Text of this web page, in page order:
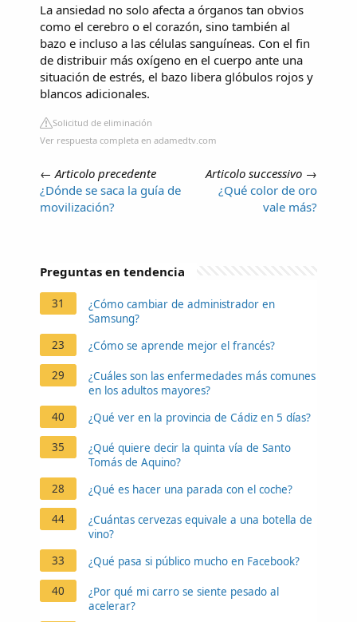
La ansiedad no solo afecta a órganos tan obvios
como el cerebro o el corazón, sino también al
bazo e incluso a las células sanguíneas. Con el fin
de distribuir más oxígeno en el cuerpo ante una
situación de estrés, el bazo libera glóbulos rojos y
blancos adicionales.
Solicitud de eliminación
Ver respuesta completa en adamedtv.com
← Articolo precedente
¿Dónde se saca la guía de
movilización?
Articolo successivo →
¿Qué color de oro
vale más?
Preguntas en tendencia
31
¿Cómo cambiar de administrador en
Samsung?
23
¿Cómo se aprende mejor el francés?
29
¿Cuáles son las enfermedades más comunes
en los adultos mayores?
40
¿Qué ver en la provincia de Cádiz en 5 días?
35
¿Qué quiere decir la quinta vía de Santo
Tomás de Aquino?
28
¿Qué es hacer una parada con el coche?
44
¿Cuántas cervezas equivale a una botella de
vino?
33
¿Qué pasa si público mucho en Facebook?
40
¿Por qué mi carro se siente pesado al
acelerar?